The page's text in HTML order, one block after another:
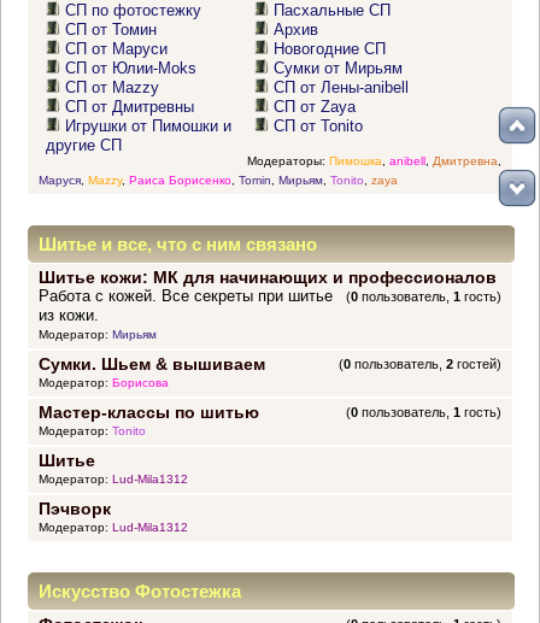
СП по фотостежку
СП от Томин
СП от Маруси
СП от Юлии-Moks
СП от Mazzy
СП от Дмитревны
Игрушки от Пимошки и
другие СП
Пасхальные СП
Архив
Новогодние СП
Сумки от Мирьям
СП от Лены-anibell
СП от Zaya
СП от Tonito
Модераторы: Пимошка anibell, Дмитревна
Маруся, Mazzy, Раиса Борисенко, Tomin Мирьям, Tonito zaya
Шитье и все, что с ним связано
Шитье кожи: МК для начинающих и профессионалов
(0 пользователь,1 гость)
Работа с кожей. Все секреты при шитье
из кожи.
Модератор: Мирьям
Сумки. Шьем & вышиваем (0 пользователь,2 гостей)
Модератор: Борисова
Мастер-классы по шитью (0 пользователь,1 гость)
Модератор: Tonito
Шитье
Модератор: Lud-Mila1312
Пэчворк
Модератор: Lud-Mila1312
Искусство Фотостежка